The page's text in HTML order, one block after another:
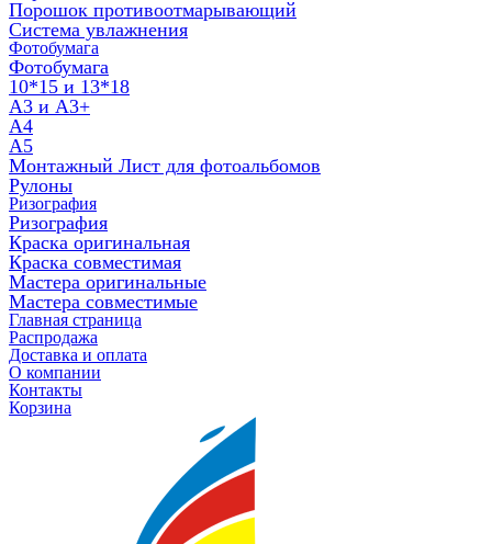
Порошок противоотмарывающий
Система увлажнения
Фотобумага
Фотобумага
10*15 и 13*18
A3 и А3+
А4
А5
Монтажный Лист для фотоальбомов
Рулоны
Ризография
Ризография
Краска оригинальная
Краска совместимая
Мастера оригинальные
Мастера совместимые
Главная страница
Распродажа
Доставка и оплата
О компании
Контакты
Корзина